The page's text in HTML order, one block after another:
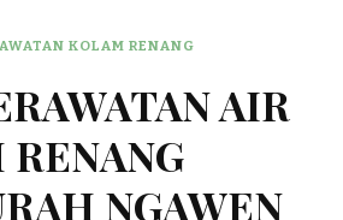
KOLAM RENANG
AIR
NGAWEN